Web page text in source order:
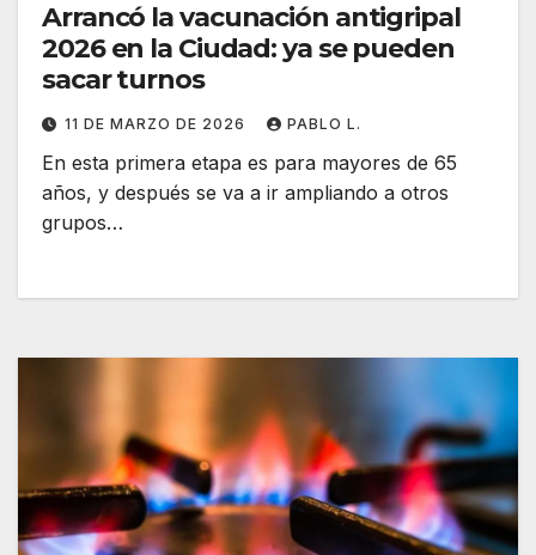
Arrancó la vacunación antigripal
2026 en la Ciudad: ya se pueden
sacar turnos
11 DE MARZO DE 2026 PABLO L.
En esta primera etapa es para mayores de 65
años, y después se va a ir ampliando a otros
grupos…